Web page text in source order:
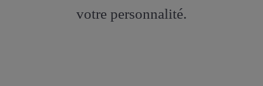
votre personnalité.